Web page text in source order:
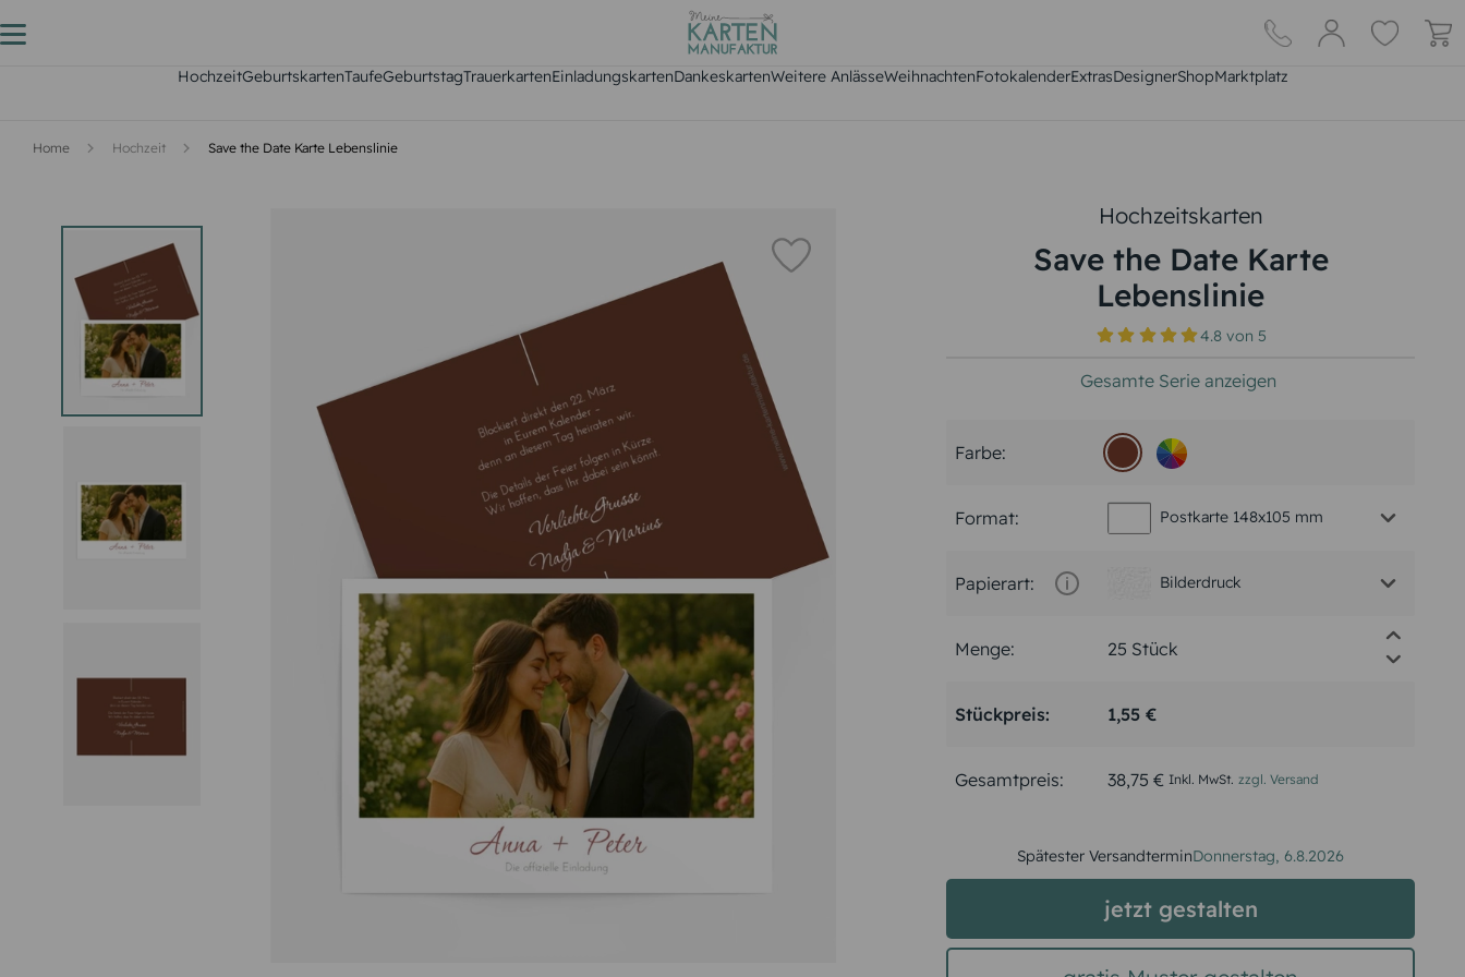
HochzeitGeburtskartenTaufeGeburtstagTrauerkartenEinladungskartenDankeskartenWeitere AnlässeWeihnachtenFotokalenderExtrasDesignerShopMarktplatz
Home Hochzeit Save the Date Karte Lebenslinie
Hochzeitskarten
Save the Date Karte
Lebenslinie
4.8von 5
Gesamte Serie anzeigen
Farbe:
Format: Postkarte 148x105 mm
Papierart: Bilderdruck
Menge:
Stückpreis: 1,55 €
Gesamtpreis: 38,75 € Inkl. MwSt. zzgl. Versand
Spätester VersandterminDonnerstag, 6.8.2026
jetzt gestalten